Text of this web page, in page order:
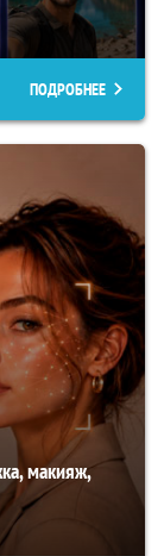
ПОДРОБНЕЕ
макияж,